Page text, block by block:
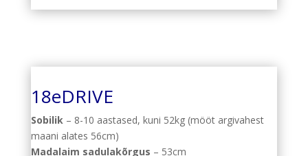
18eDRIVE
Sobilik – 8-10 aastased, kuni 52kg (mööt argivahest
maani alates 56cm)
Madalaim sadulakõrgus – 53cm